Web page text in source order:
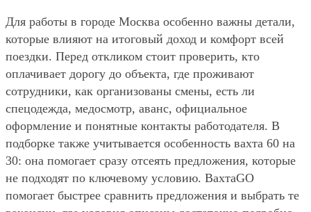
Для работы в городе Москва особенно важны детали,
которые влияют на итоговый доход и комфорт всей
поездки. Перед откликом стоит проверить, кто
оплачивает дорогу до объекта, где проживают
сотрудники, как организованы смены, есть ли
спецодежда, медосмотр, аванс, официальное
оформление и понятные контакты работодателя. В
подборке также учитывается особенность вахта 60 на
30: она помогает сразу отсеять предложения, которые
не подходят по ключевому условию. ВахтаGO
помогает быстрее сравнить предложения и выбрать те